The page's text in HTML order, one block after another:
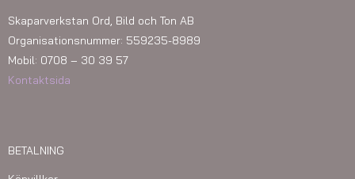
Skaparverkstan Ord, Bild och Ton AB
Organisationsnummer: 559235-8989
Mobil: 0708 – 30 39 57
Kontaktsida
BETALNING